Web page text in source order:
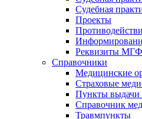
Судебная
Проекты
Реквизиты
Справочники
Медицинские
Страховые
Пункты выдачи
Справочник
Травмпункты